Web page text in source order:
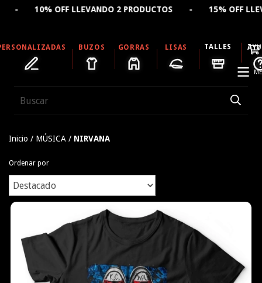
- 15% OFF LLEVANDO 4 PRODUCTOS -
BUZOS GORRAS LISAS TALLES
Inicio / MÚSICA / NIRVANA
Ordenar por